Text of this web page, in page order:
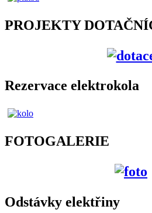
PROJEKTY
Rezervace elektrokola
FOTOGALERIE
Odstávky elektřiny